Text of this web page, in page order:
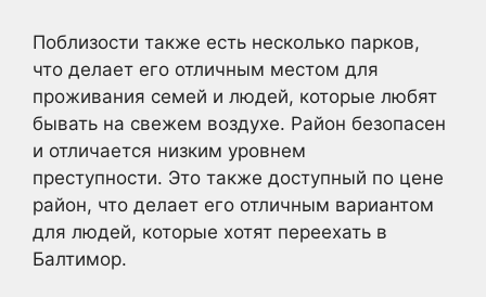
Поблизости также есть несколько парков,
что делает его отличным местом для
проживания семей и людей, которые любят
бывать на свежем воздухе. Район безопасен
и отличается низким уровнем
преступности. Это также доступный по цене
район, что делает его отличным вариантом
для людей, которые хотят переехать в
Балтимор.